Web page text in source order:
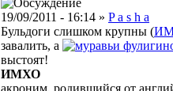
19/09/2011 - 16:14 » P a s h a
Бульдоги слишком крупны (
завалить, а
выстоят!
ИМХО